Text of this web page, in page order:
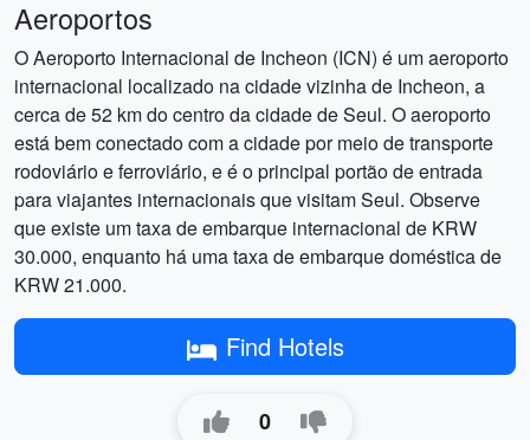
Aeroportos
O Aeroporto Internacional de Incheon (ICN) é um aeroporto
internacional localizado na cidade vizinha de Incheon, a
cerca de 52 km do centro da cidade de Seul. O aeroporto
está bem conectado com a cidade por meio de transporte
rodoviário e ferroviário, e é o principal portão de entrada
para viajantes internacionais que visitam Seul. Observe
que existe um taxa de embarque internacional de KRW
30.000, enquanto há uma taxa de embarque doméstica de
KRW 21.000.
Find Hotels
0